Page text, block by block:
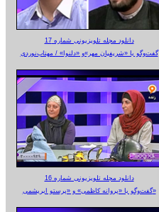
دانلود مجله تلویزیونی شماره 17
گفت‌وگو با «شریفیان مهر»‌و «دلنوا» / مهتاب‌نوردی
دانلود مجله تلویزیونی شماره 16
گفت‌وگو با «پروانه کاظمی» و «پرستو‌ ابریشمی»